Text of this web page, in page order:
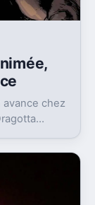
avance chez